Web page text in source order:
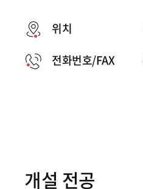
위치
전화번호/FAX
개설 전공